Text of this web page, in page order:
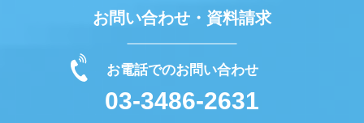
お問い合わせ・資料請求
お電話でのお問い合わせ
03-3486-2631